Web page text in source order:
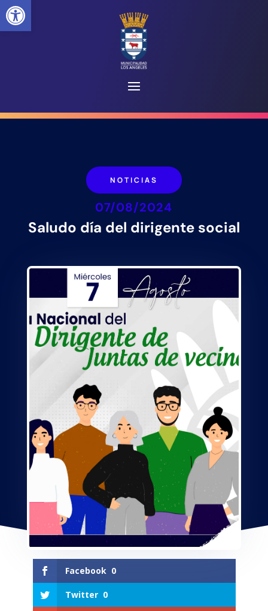
NOTICIAS
07/08/2024
Saludo día del dirigente social
Facebook 0
Twitter 0